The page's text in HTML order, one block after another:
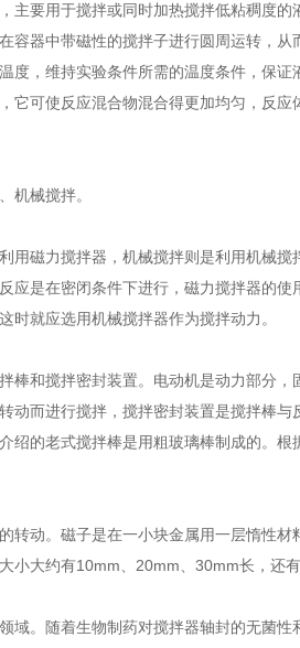
主要用于搅拌或同时加热搅拌低粘稠度
容器中带磁性的搅拌子进行圆周运转，
度，维持实验条件所需的温度条件，保证
可使反应混合物混合得更加均匀，反应
械搅拌。
磁力搅拌器，机械搅拌则是利用机械搅
应是在密闭条件下进行，磁力搅拌器的
时就应选用机械搅拌器作为搅拌动力。
和搅拌密封装置。电动机是动力部分，
动而进行搅拌，搅拌密封装置是搅拌棒
绍的老式搅拌棒是用粗玻璃棒制成的。
动。磁子是在一小块金属用一层惰性材
小大约有10mm、20mm、30mm长，还
。随着生物制药对搅拌器轴封的无菌性